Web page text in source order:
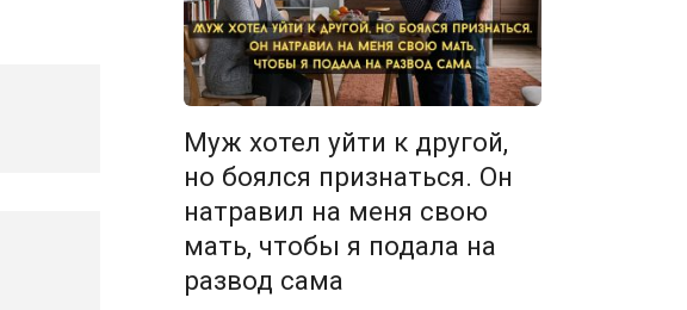
Муж хотел уйти к другой,
но боялся признаться. Он
натравил на меня свою
мать, чтобы я подала на
развод сама